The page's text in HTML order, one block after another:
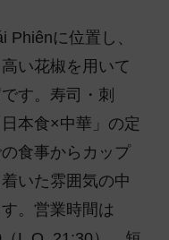
Phiênに位置し、
い花椒を用いて
す。寿司・刺
本食×中華」の定
食事からカップ
いた雰囲気の中
。営業時間は